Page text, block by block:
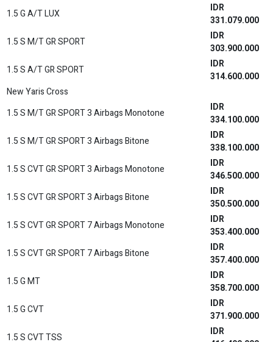
1.5 G A/T LUX
IDR
331.079.000
1.5 S M/T GR SPORT
IDR
303.900.000
1.5 S A/T GR SPORT
IDR
314.600.000
New Yaris Cross
1.5 S M/T GR SPORT 3 Airbags Monotone
IDR
334.100.000
1.5 S M/T GR SPORT 3 Airbags Bitone
IDR
338.100.000
1.5 S CVT GR SPORT 3 Airbags Monotone
IDR
346.500.000
1.5 S CVT GR SPORT 3 Airbags Bitone
IDR
350.500.000
1.5 S CVT GR SPORT 7 Airbags Monotone
IDR
353.400.000
1.5 S CVT GR SPORT 7 Airbags Bitone
IDR
357.400.000
1.5 G MT
IDR
358.700.000
1.5 G CVT
IDR
371.900.000
1.5 S CVT TSS
IDR